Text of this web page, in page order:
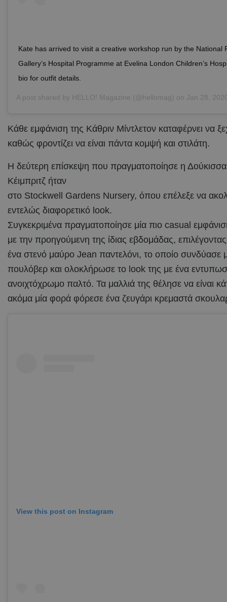
Kate has arrived to visit a creative workshop run by the National
Gallery’s Hospital Programme at Evelina London Children’s
bio for outfit details.
A post shared by HELLO! Magazine (@hellomag) on Jan 28, 2020
Κάθε εμφάνιση της Κάθριν Μίντλετον καταφέρνει να
καθώς φροντίζει να είναι πάντα κομψή και στιλάτη.
Η δεύτερη επίσκεψη που πραγματοποίησε η
Κέιμπριτζ ήταν
στο Stockwell Gardens Nursery, όπου επέλεξε να
εντελώς διαφορετικό look.
Συγκεκριμένα πραγματοποίησε μία πιο casual
με την προηγούμενη της ίδιας εβδομάδας,
ένα στενό μαύρο Jean παντελόνι, το οποίο συνδύασε
πουλόβερ και ολοκλήρωσε το look της με ένα
ανοιχτόχρωμο παλτό. Τα μαλλιά της θέλησε να είναι
ακόμα μία φορά φόρεσε ένα ζευγάρι κρεμαστά
View this post on Instagram